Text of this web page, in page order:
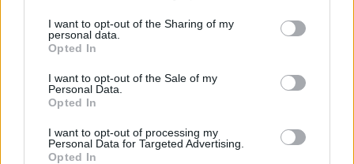
I want to opt-out of the Sharing of my
personal data.
Opted In
I want to opt-out of the Sale of my
Personal Data.
Opted In
I want to opt-out of processing my
Personal Data for Targeted Advertising.
Opted In
Ćwierćfinał drabinki wygranych grupy A
FaZe
7:13
13:11
(BO1)